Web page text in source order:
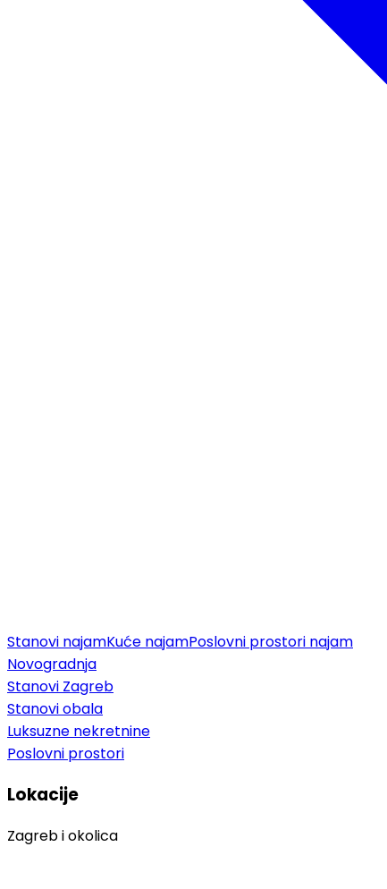
Stanovi najamKuće najamPoslovni prostori najam
Novogradnja
Stanovi Zagreb
Stanovi obala
Luksuzne nekretnine
Poslovni prostori
Lokacije
Zagreb i okolica